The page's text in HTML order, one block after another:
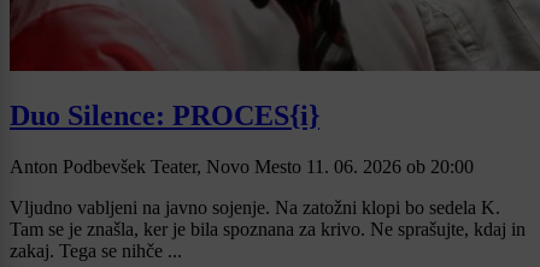
Duo Silence: PROCES{i}
Anton Podbevšek Teater, Novo Mesto 11. 06. 2026 ob 20:00
Vljudno vabljeni na javno sojenje. Na zatožni klopi bo sedela K.
Tam se je znašla, ker je bila spoznana za krivo. Ne sprašujte, kdaj in
zakaj. Tega se nihče ...